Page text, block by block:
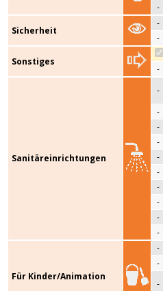
-
Sicherheit
-
-
Sonstiges
-
Sanitäreinrichtungen
-
-
-
-
-
-
-
-
-
-
Für Kinder/Animation
-
-
-